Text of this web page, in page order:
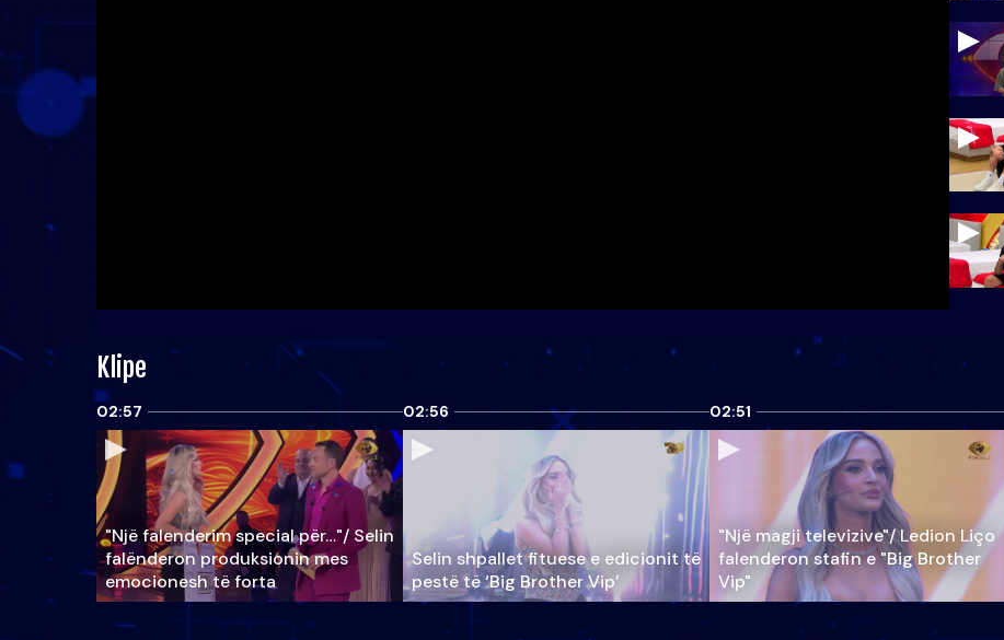
Klipe
02:57
"Një falenderim special për…"/ Selin
falënderon produksionin mes
emocionesh të forta
02:56
Selin shpallet fituese e edicionit të
pestë të ‘Big Brother Vip’
02:51
"Një magji televizive"/ Ledion Liço
falenderon stafin e "Big Brother
Vip"